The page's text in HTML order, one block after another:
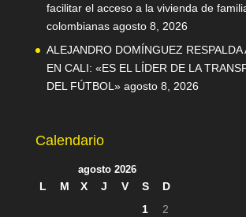
facilitar el acceso a la vivienda de
colombianas agosto 8, 2026
ALEJANDRO DOMÍNGUEZ RESPALDA
EN CALI: «ES EL LÍDER DE LA
DEL FÚTBOL» agosto 8, 2026
Calendario
agosto 2026
L M X J V S
D
1
2